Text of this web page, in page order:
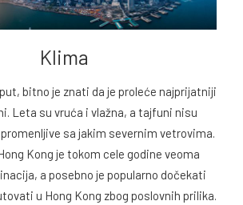
Klima
bitno je znati da je proleće najprijatniji
Leta su vruća i vlažna, a tajfuni nisu
sa jakim severnim vetrovima.
Kong je tokom cele godine veoma
a posebno je popularno dočekati
u Hong Kong zbog poslovnih prilika.